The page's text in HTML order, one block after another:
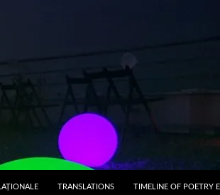
TRANSLATIONS TIMELINE OF POETRY